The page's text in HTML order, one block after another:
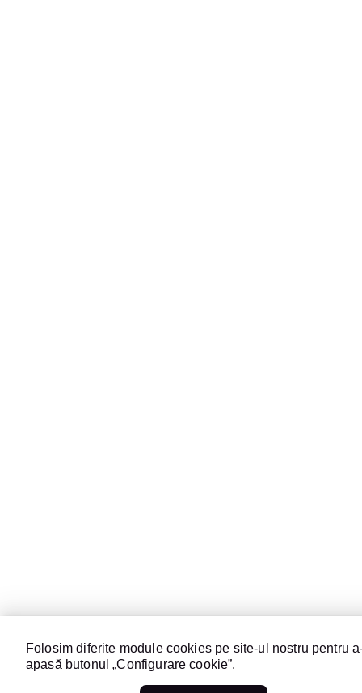
Folosim diferite module cookies pe site-ul nostru pentru
apasă butonul „Configurare cookie”.